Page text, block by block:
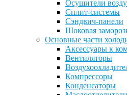
Осушители
Сплит-системы
Сэндвич-панели
Шоковая
Основные части
Аксессуары к
Вентиляторы
Компрессоры
Конденсаторы